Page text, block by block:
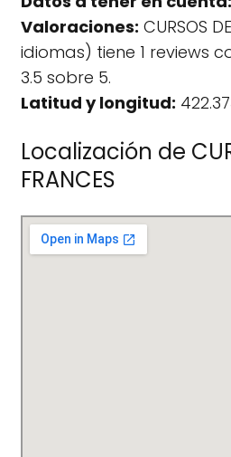
Valoraciones: CURSOS
idiomas) tiene 1 reviews
3.5 sobre 5.
Latitud y longitud:
Localización de
FRANCES